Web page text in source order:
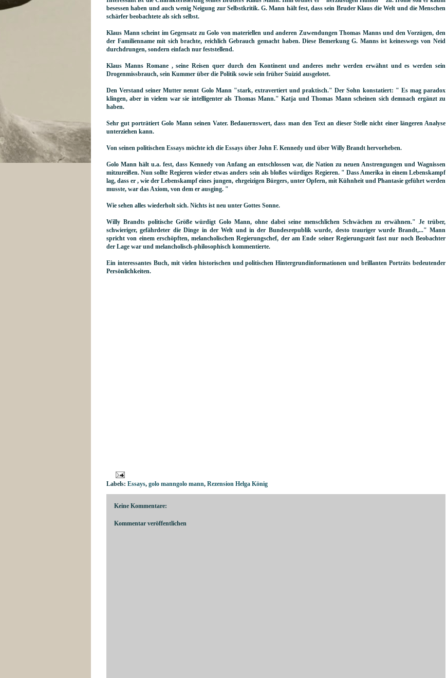
besessen haben und auch wenig Neigung zur Selbstkritik. G. Mann hält fest, dass sein Bruder Klaus die Welt und die Menschen
schärfer beobachtete als sich selbst.
Klaus Mann scheint im Gegensatz zu Golo von materiellen und anderen Zuwendungen Thomas Manns und den Vorzügen, den
der Familienname mit sich brachte, reichlich Gebrauch gemacht haben. Diese Bemerkung G. Manns ist keineswegs von Neid
durchdrungen, sondern einfach nur feststellend.
Klaus Manns Romane , seine Reisen quer durch den Kontinent und anderes mehr werden erwähnt und es werden sein
Drogenmissbrauch, sein Kummer über die Politik sowie sein früher Suizid ausgelotet.
Den Verstand seiner Mutter nennt Golo Mann "stark, extravertiert und praktisch." Der Sohn konstatiert: " Es mag paradox
klingen, aber in vielem war sie intelligenter als Thomas Mann." Katja und Thomas Mann scheinen sich demnach ergänzt zu
haben.
Sehr gut porträtiert Golo Mann seinen Vater. Bedauernswert, dass man den Text an dieser Stelle nicht einer längeren Analyse
unterziehen kann.
Von seinen politischen Essays möchte ich die Essays über John F. Kennedy und über Willy Brandt hervorheben.
Golo Mann hält u.a. fest, dass Kennedy von Anfang an entschlossen war, die Nation zu neuen Anstrengungen und Wagnissen
mitzureißen. Nun sollte Regieren wieder etwas anders sein als bloßes würdiges Regieren. " Dass Amerika in einem Lebenskampf
lag, dass er , wie der Lebenskampf eines jungen, ehrgeizigen Bürgers, unter Opfern, mit Kühnheit und Phantasie geführt werden
musste, war das Axiom, von dem er ausging. "
Wie sehen alles wiederholt sich. Nichts ist neu unter Gottes Sonne.
Willy Brandts politische Größe würdigt Golo Mann, ohne dabei seine menschlichen Schwächen zu erwähnen." Je trüber,
schwieriger, gefährdeter die Dinge in der Welt und in der Bundesrepublik wurde, desto trauriger wurde Brandt,..." Mann
spricht von einem erschöpften, melancholischen Regierungschef, der am Ende seiner Regierungszeit fast nur noch Beobachter
der Lage war und melancholisch-philosophisch kommentierte.
Ein interessantes Buch, mit vielen historischen und politischen Hintergrundinformationen und brillanten Porträts bedeutender
Persönlichkeiten.
Labels: Essays, golo manngolo mann, Rezension Helga König
Keine Kommentare:
Kommentar veröffentlichen